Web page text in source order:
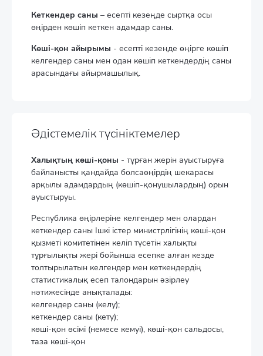
Кеткендер саны – есепті кезеңде сыртқа осы
өңірден көшіп кеткен адамдар саны.
Көші-қон айырымы - есепті кезеңде өңірге көшіп
келгендер саны мен одан көшіп кеткендердің саны
арасындағы айырмашылық.
Әдістемелік түсініктемелер
Халықтың көші-қоны - тұрған жерін ауыстыруға
байланысты қандайда болсаөңірдің шекарасы
арқылы адамдардың (көшіп-қонушылардың) орын
ауыстыруы.
Республика өңірлеріне келгендер мен олардан
кеткендер саны Ішкі істер министрлігінің көші-қон
қызметі комитетінен келіп түсетін халықты
тұрғылықты жері бойынша есепке алған кезде
толтырылатын келгендер мен кеткендердің
статистикалық есеп талондарын әзірлеу
нәтижесінде анықталады:
келгендер саны (келу);
кеткендер саны (кету);
көші-қон өсімі (немесе кемуі), көші-қон сальдосы,
таза көші-қон